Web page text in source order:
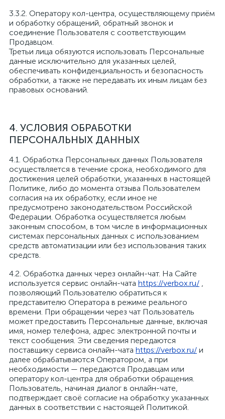
3.3.2. Оператору кол-центра, осуществляющему приём
и обработку обращений, обратный звонок и
соединение Пользователя с соответствующим
Продавцом.
Третьи лица обязуются использовать Персональные
данные исключительно для указанных целей,
обеспечивать конфиденциальность и безопасность
обработки, а также не передавать их иным лицам без
правовых оснований.
4. УСЛОВИЯ ОБРАБОТКИ
ПЕРСОНАЛЬНЫХ ДАННЫХ
4.1. Обработка Персональных данных Пользователя
осуществляется в течение срока, необходимого для
достижения целей обработки, указанных в настоящей
Политике, либо до момента отзыва Пользователем
согласия на их обработку, если иное не
предусмотрено законодательством Российской
Федерации. Обработка осуществляется любым
законным способом, в том числе в информационных
системах персональных данных с использованием
средств автоматизации или без использования таких
средств.
4.2. Обработка данных через онлайн-чат. На Сайте
используется сервис онлайн-чата https://verbox.ru/ ,
позволяющий Пользователю обратиться к
представителю Оператора в режиме реального
времени. При обращении через чат Пользователь
может предоставить Персональные данные, включая
имя, номер телефона, адрес электронной почты и
текст сообщения. Эти сведения передаются
поставщику сервиса онлайн-чата https://verbox.ru/ и
далее обрабатываются Оператором, а при
необходимости — передаются Продавцам или
оператору кол-центра для обработки обращения.
Пользователь, начиная диалог в онлайн-чате,
подтверждает своё согласие на обработку указанных
данных в соответствии с настоящей Политикой.